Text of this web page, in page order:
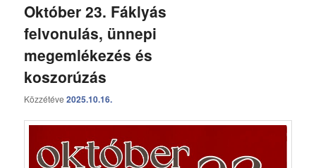
Október 23. Fáklyás
felvonulás, ünnepi
megemlékezés és
koszorúzás
Közzétéve2025.10.16.